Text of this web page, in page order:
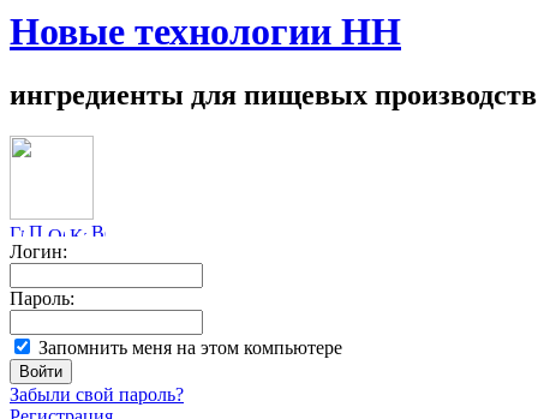
Новые технологии НН
ингредиенты для пищевых производств
Логин:
Пароль:
Запомнить меня на этом компьютере
Забыли свой пароль?